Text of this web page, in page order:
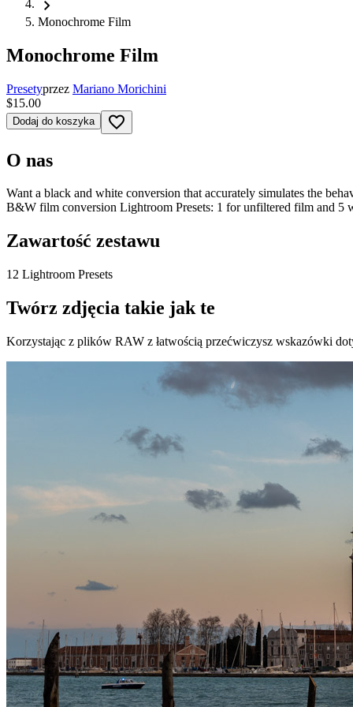
chevron_right
Monochrome Film
Monochrome Film
Presetyprzez Mariano Morichini
$15.00
Dodaj do koszyka favorite_border
O nas
Want a black and white conversion that accurately simulates the
B&W film conversion Lightroom Presets: 1 for unfiltered film and 5
Zawartość zestawu
12 Lightroom Presets
Twórz zdjęcia takie jak te
Korzystając z plików RAW z łatwością przećwiczysz wskazówki